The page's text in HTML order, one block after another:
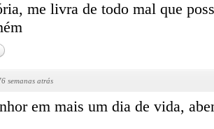
me livra de todo mal que
semanas atrás
em mais um dia de vida,